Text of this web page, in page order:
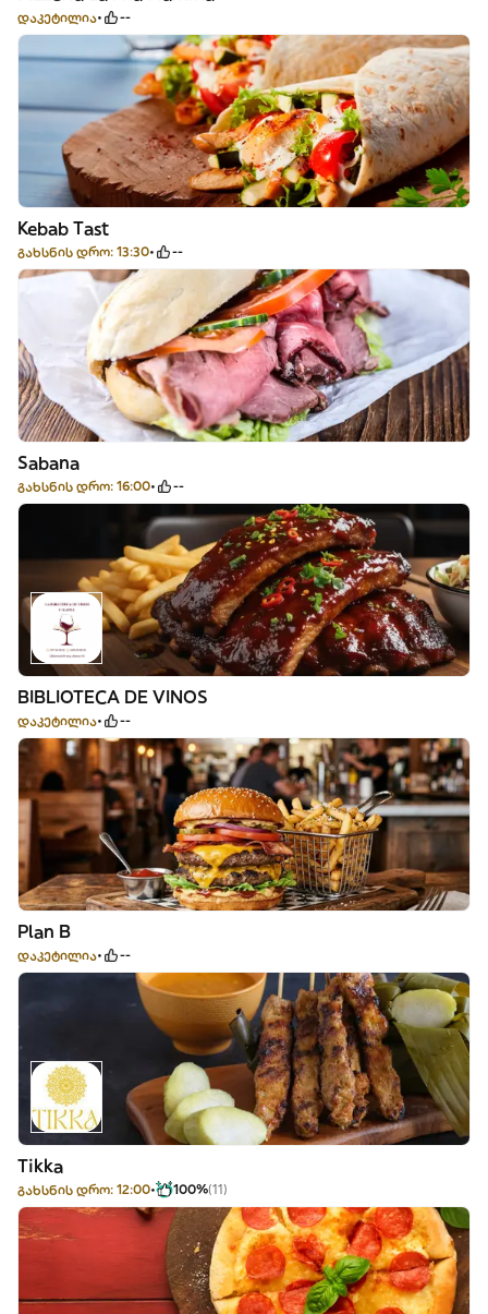
დაკეტილია --
Kebab Tast
გახსნის დრო: 13:30 --
Sabana
გახსნის დრო: 16:00 --
BIBLIOTECA DE VINOS
დაკეტილია --
Plan B
დაკეტილია --
Tikka
გახსნის დრო: 12:00 100%(11)